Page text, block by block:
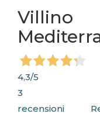
Villino
4,3/5
3
recensioni